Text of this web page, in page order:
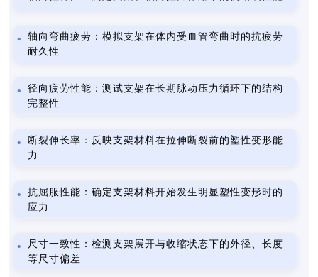
轴向弯曲疲劳：模拟支架在体内受血管弯曲时的抗疲劳
耐久性
径向疲劳性能：测试支架在长期脉动压力循环下的结构
完整性
断裂伸长率：反映支架材料在拉伸断裂前的塑性变形能
力
抗屈服性能：确定支架材料开始发生明显塑性变形时的
应力
尺寸一致性：检测支架展开与收缩状态下的外径、长度
等尺寸偏差